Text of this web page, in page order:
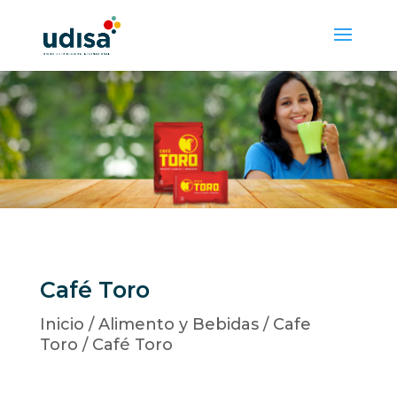
Café Toro
Inicio /Alimento y Bebidas/ Cafe
Toro / Café Toro